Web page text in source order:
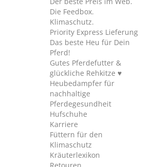
Die Feedbox.
Klimaschutz.
Priority Express Lieferung
Das beste Heu für Dein
Pferd!
Gutes Pferdefutter &
glückliche Rehkitze ♥
Heubedampfer für
nachhaltige
Pferdegesundheit
Hufschuhe
Karriere
Füttern für den
Klimaschutz
Kräuterlexikon